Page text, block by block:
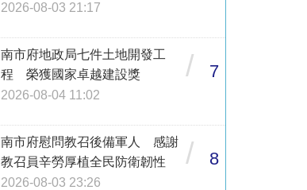
2026-08-03 21:17
南市府地政局七件土地開發工
程 榮獲國家卓越建設獎
2026-08-04 11:02
/ 7
南市府慰問教召後備軍人 感謝
教召員辛勞厚植全民防衛韌性
2026-08-03 23:26
/ 8